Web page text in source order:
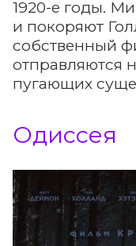
1920-е годы.
и покоряют
собственный
отправляются
пугающих
Одиссея